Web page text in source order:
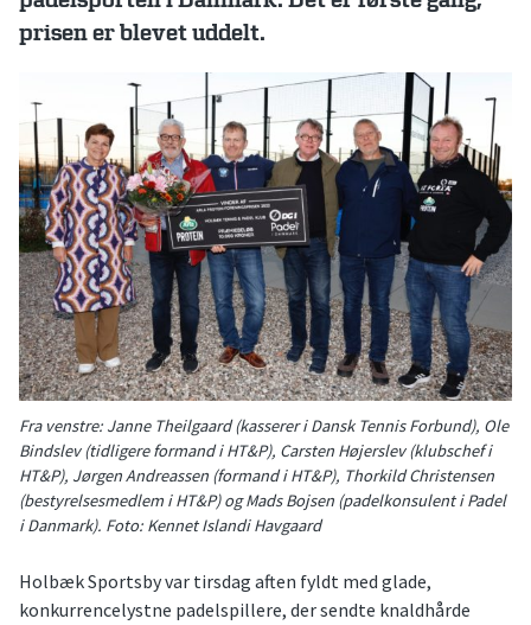
prisen er blevet uddelt.
Fra venstre: Janne Theilgaard (kasserer i Dansk Tennis Forbund), Ole
Bindslev (tidligere formand i HT&P), Carsten Højerslev (klubschef i
HT&P), Jørgen Andreassen (formand i HT&P), Thorkild Christensen
(bestyrelsesmedlem i HT&P) og Mads Bojsen (padelkonsulent i Padel
i Danmark). Foto: Kennet Islandi Havgaard
Holbæk Sportsby var tirsdag aften fyldt med glade,
konkurrencelystne padelspillere, der sendte knaldhårde